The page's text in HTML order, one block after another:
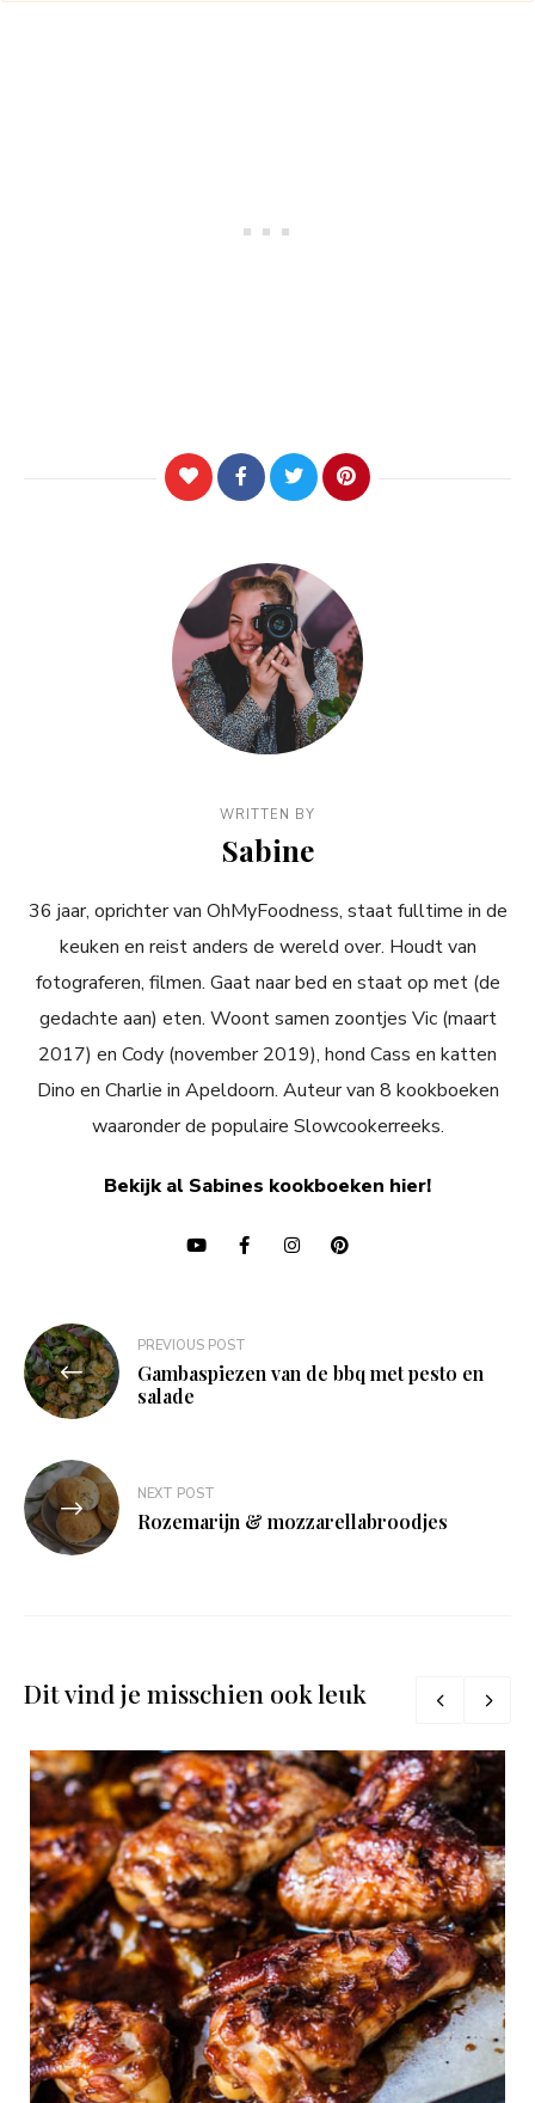
WRITTEN BY
Sabine
36 jaar, oprichter van OhMyFoodness, staat fulltime in de
keuken en reist anders de wereld over. Houdt van
fotograferen, filmen. Gaat naar bed en staat op met (de
gedachte aan) eten. Woont samen zoontjes Vic (maart
2017) en Cody (november 2019), hond Cass en katten
Dino en Charlie in Apeldoorn. Auteur van 8 kookboeken
waaronder de populaire Slowcookerreeks.
Bekijk al Sabines kookboeken hier!
Bericht
navigatie
PREVIOUS POST
Gambaspiezen van de bbq met pesto en
salade
NEXT POST
Rozemarijn & mozzarellabroodjes
Dit vind je misschien ook leuk